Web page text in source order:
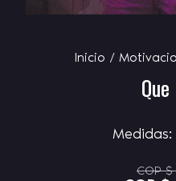
Inicio /
Que
Medidas:
COP$